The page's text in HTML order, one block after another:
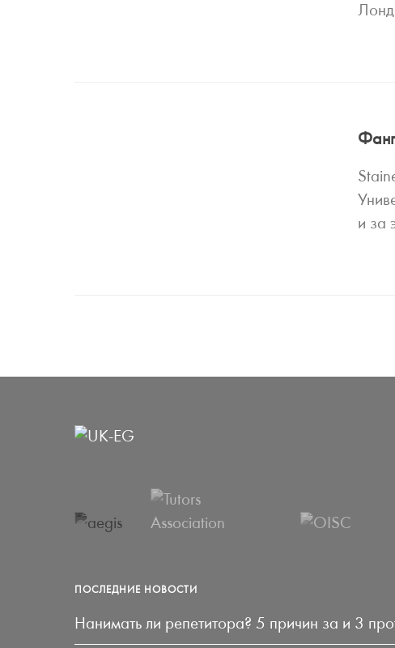
Фанг
и за
ПОСЛЕДНИЕ НОВОСТИ
Нанимать ли репетитора? 5 причин за и 3